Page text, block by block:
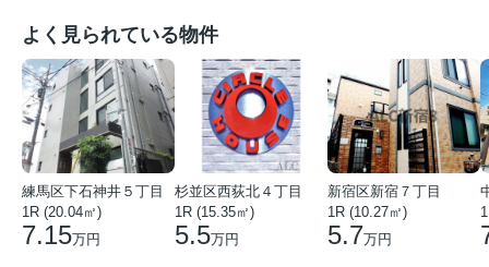
よく見られている物件
練馬区下石神井５丁目
1R (20.04㎡)
7.15万円
杉並区西荻北４丁目
1R (15.35㎡)
5.5万円
新宿区新宿７丁目
1R (10.27㎡)
5.7万円